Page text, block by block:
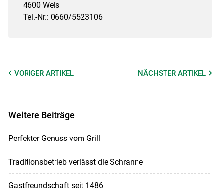
4600 Wels
Tel.-Nr.: 0660/5523106
VORIGER ARTIKEL NÄCHSTERARTIKEL
Weitere Beiträge
Perfekter Genuss vom Grill
Traditionsbetrieb verlässt die Schranne
Gastfreundschaft seit 1486